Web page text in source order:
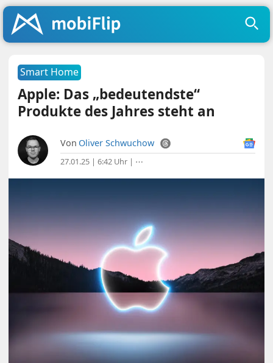
Smart Home
Apple: Das „bedeutendste“
Produkte des Jahres steht an
Von Oliver Schwuchow
27.01.25 | 6:42 Uhr | ⋯